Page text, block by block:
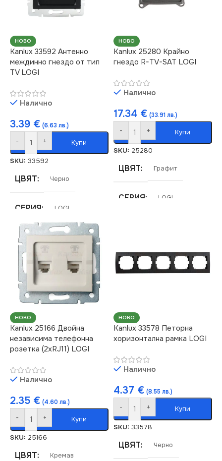
НОВО
Kanlux 33592 Антенно
междинно гнездо от тип
TV LOGI
Налично
3.39 € (6.63 лв.)
- + Купи
SKU: 33592
ЦВЯТ Черно
СЕРИЯ LOGI
МАРКА KANLUX
РОЗЕТКА
За ТВ Антена
НОВО
Kanlux 25280 Крайно
гнездо R-TV-SAT LOGI
Налично
17.34 € (33.91 лв.)
- + Купи
SKU: 25280
ЦВЯТ Графит
СЕРИЯ LOGI
РОЗЕТКА
НОВО
Kanlux 25166 Двойна
независима телефонна
розетка (2xRJ11) LOGI
Налично
2.35 € (4.60 лв.)
- + Купи
SKU: 25166
ЦВЯТ Кремав
НОВО
Kanlux 33578 Петорна
хоризонтална рамка LOGI
Налично
4.37 € (8.55 лв.)
- + Купи
SKU: 33578
ЦВЯТ Черно